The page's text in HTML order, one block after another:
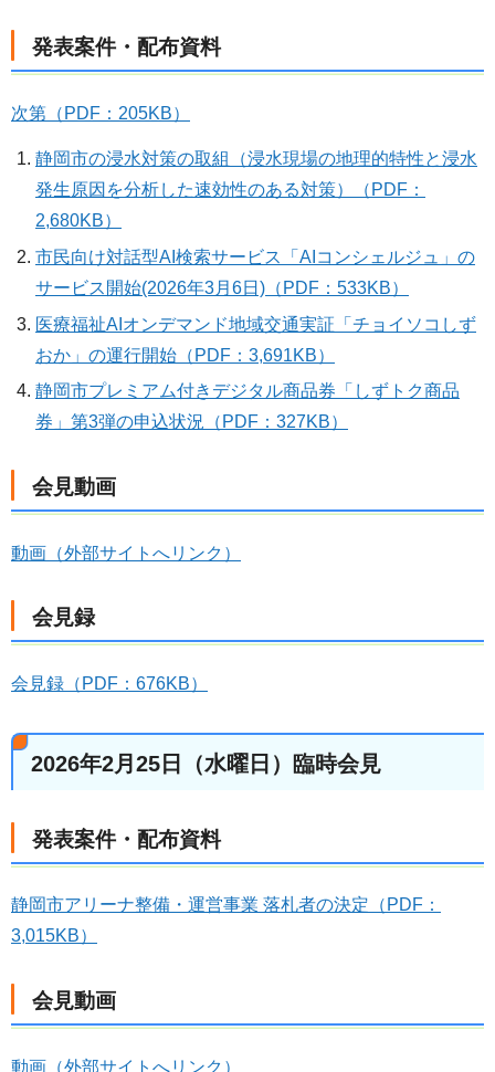
発表案件・配布資料
次第（PDF：205KB）
静岡市の浸水対策の取組（浸水現場の地理的特性と浸水
発生原因を分析した速効性のある対策）（PDF：
2,680KB）
市民向け対話型AI検索サービス「AIコンシェルジュ」の
サービス開始(2026年3月6日)（PDF：533KB）
医療福祉AIオンデマンド地域交通実証「チョイソコしず
おか」の運行開始（PDF：3,691KB）
静岡市プレミアム付きデジタル商品券「しずトク商品
券」第3弾の申込状況（PDF：327KB）
会見動画
動画（外部サイトへリンク）
会見録
会見録（PDF：676KB）
2026年2月25日（水曜日）臨時会見
発表案件・配布資料
静岡市アリーナ整備・運営事業 落札者の決定（PDF：
3,015KB）
会見動画
動画（外部サイトへリンク）